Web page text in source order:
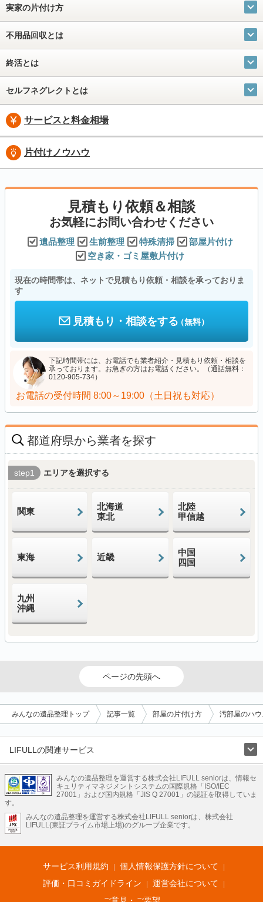
実家の片付け方
不用品回収とは
終活とは
セルフネグレクトとは
サービスと料金相場
片付けノウハウ
見積もり依頼＆相談
お気軽にお問い合わせください
遺品整理 生前整理 特殊清掃
部屋片付け
空き家・ゴミ屋敷片付け
現在の時間帯は、ネットで見積もり依頼・相談を承っておりま
す
見積もり・相談をする（無料）
下記時間帯には、お電話でも業者紹介・見積もり依頼・相談を
承っております。お急ぎの方はお電話ください。（通話無料：
0120-905-734）
お電話の受付時間 8:00～19:00（土日祝も対応）
都道府県から業者を探す
step1 エリアを選択する
関東
北海道
東北
北陸
甲信越
東海 近畿
中国
四国
九州
沖縄
ページの先頭へ
みんなの遺品整理トップ 記事一覧 部屋の片付け方 汚部屋のハ
LIFULLの関連サービス
不動産・住宅
引越し 老人ホーム 地方創生
ママの就労支援
不動産クラウドファンディング 遺品整理 老後の暮らし情報
LIFULL HOME'Sのサービス
不動産・住宅
不動産査定 マンション専門売却査定 不動産投資 アドバイザー
不動産アーカイブ
空き家バンク 家賃相場 不動産会社
不動産用語集 住まいのお役立ち情報
LIFULL HOME'S PRESS
不動産転職
みんなの遺品整理を運営する株式会社LIFULL seniorは、情報セ
キュリティマネジメントシステムの国際規格「ISO/IEC
27001」および国内規格「JIS Q 27001」の認証を取得していま
す。
みんなの遺品整理を運営する株式会社LIFULL seniorは、株式会社
LIFULL(東証プライム市場上場)のグループ企業です。
サービス利用規約
個人情報保護方針について
評価・口コミガイドライン
運営会社について
ご意見・ご要望